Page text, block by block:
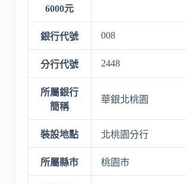
6000元
銀行代號 008
分行代號 2448
所屬銀行
簡稱
華銀北桃園
裝設地點 北桃園分行
所屬縣市 桃園市